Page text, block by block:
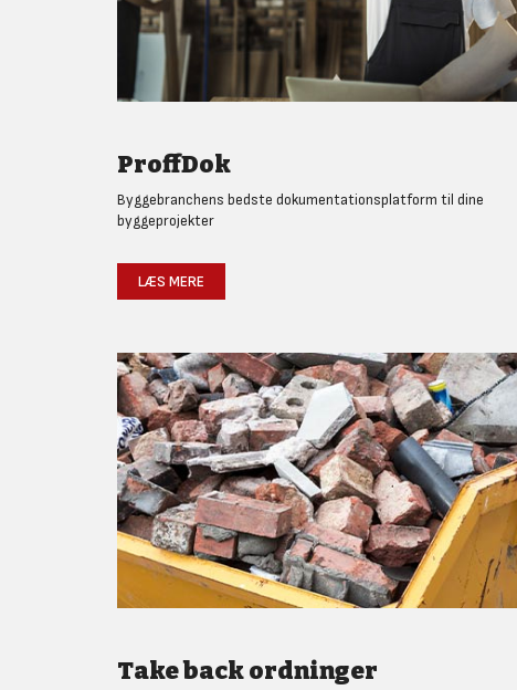
ProffDok
Byggebranchens bedste dokumentationsplatform til dine
byggeprojekter
LÆS MERE
Take back ordninger